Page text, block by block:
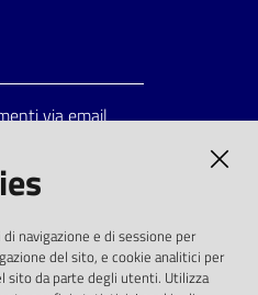
via email
dalla direttiva
d.lgs. 36/2006
navigazione e di sessione per
del sito, e cookie analitici per
sito da parte degli utenti. Utilizza